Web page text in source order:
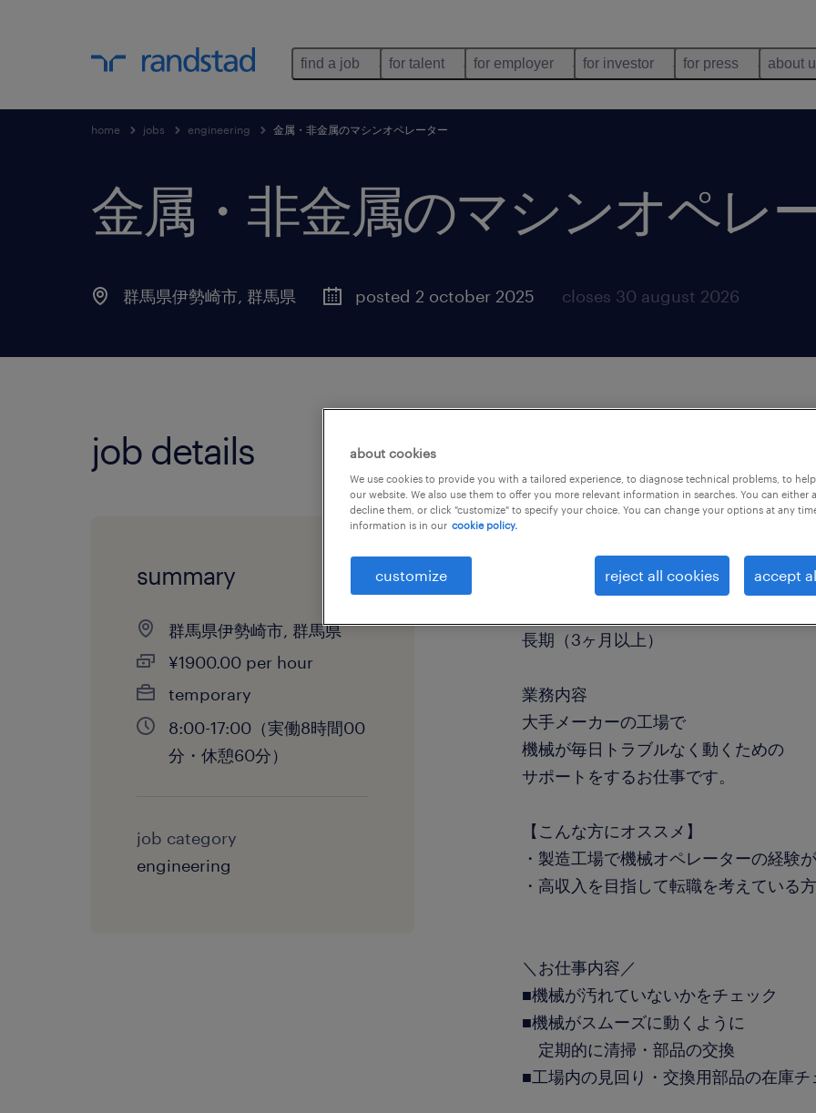
find a job for talent for employer for investor for press about
home jobs engineering 金属・非金属のマシンオペレーター
金属・非金属のマシンオペレ
群馬県伊勢崎市, 群馬県 posted 2 october 2025 closes 30 august 2026
job details
summary
群馬県伊勢崎市, 群馬県
¥1900.00 per hour
temporary
8:00-17:00（実働8時間00
分・休憩60分）
job category
engineering
マシンオペレーター
長期（3ヶ月以上）
業務内容
大手メーカーの工場で
機械が毎日トラブルなく動くための
サポートをするお仕事です。
【こんな方にオススメ】
・製造工場で機械オペレーターの経験
・高収入を目指して転職を考えている方
＼お仕事内容／
■機械が汚れていないかをチェック
■機械がスムーズに動くように
定期的に清掃・部品の交換
■工場内の見回り・交換用部品の在庫チ
about cookies
We use cookies to provide you with a tailored experience, to diagnose technical problems, to
our website. We also use them to offer you more relevant information in searches. You can either
decline them, or click "customize" to specify your choice. You can change your options at any
information is in our cookie policy.
customize reject all cookies accept